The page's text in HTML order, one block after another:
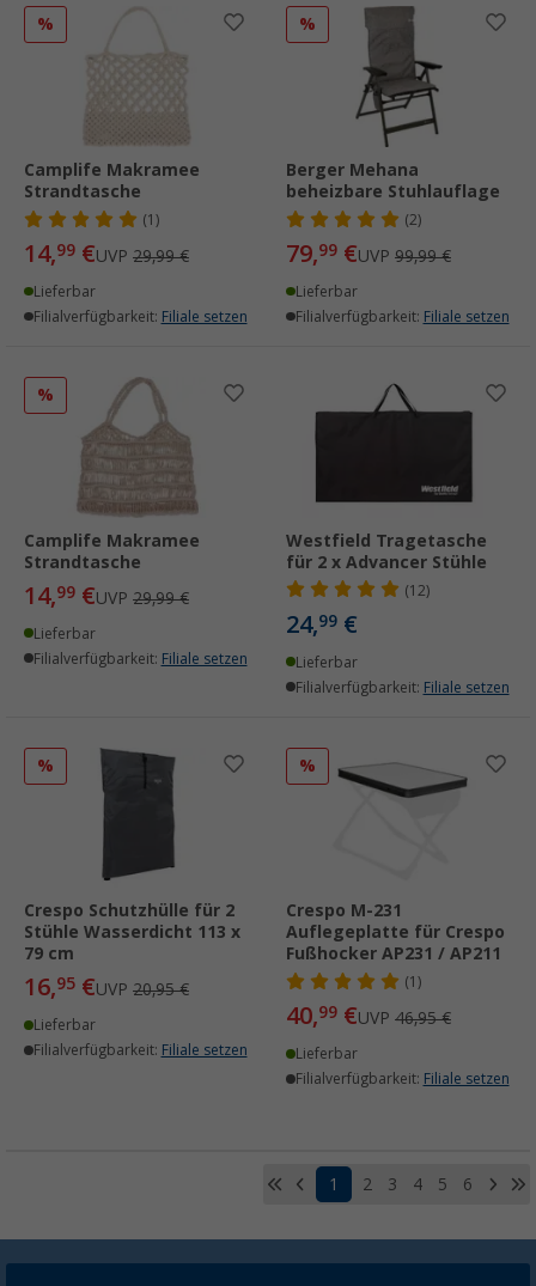
%
Camplife Makramee
Strandtasche
(1)
14,99 €UVP 29,99 €
Lieferbar
Filialverfügbarkeit: Filiale setzen
%
Berger Mehana
beheizbare Stuhlauflage
(2)
79,99 €UVP 99,99 €
Lieferbar
Filialverfügbarkeit: Filiale setzen
%
Camplife Makramee
Strandtasche
14,99 €UVP 29,99 €
Lieferbar
Filialverfügbarkeit: Filiale setzen
Westfield Tragetasche
für 2 x Advancer Stühle
(12)
24,99 €
Lieferbar
Filialverfügbarkeit: Filiale setzen
%
Crespo Schutzhülle für 2
Stühle Wasserdicht 113 x
79 cm
16,95 €UVP 20,95 €
Lieferbar
Filialverfügbarkeit: Filiale setzen
%
Crespo M-231
Auflegeplatte für Crespo
Fußhocker AP231 / AP211
(1)
40,99 €UVP 46,95 €
Lieferbar
Filialverfügbarkeit: Filiale setzen
1 2 3 4 5 6